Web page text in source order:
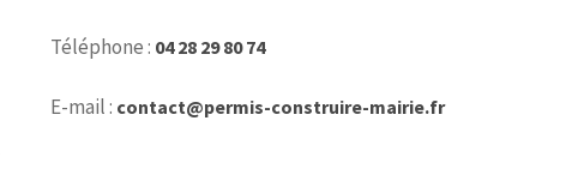
Téléphone : 04 28 29 80 74
E-mail : contact@permis-construire-mairie.fr